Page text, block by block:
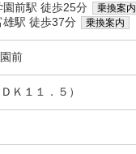
前駅 徒歩25分 乗換案内
駅 徒歩37分 乗換案内
前
Ｋ１１．５）